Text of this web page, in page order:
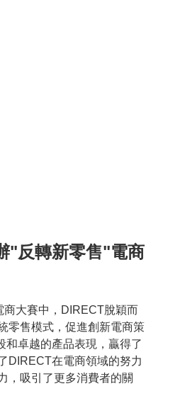
"反轉新零售"電商
大賽中，DIRECT脫穎而
零售模式，促進創新電商策
和卓越的產品表現，贏得了
DIRECT在電商領域的努力
，吸引了更多消費者的關